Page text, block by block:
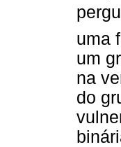
uma
um
na
do